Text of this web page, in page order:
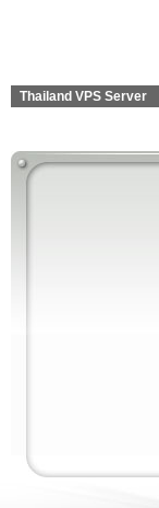
Thailand VPS Server